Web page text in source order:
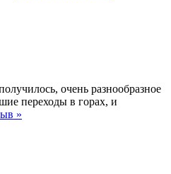
очень разнообразное
переходы в горах, и
»